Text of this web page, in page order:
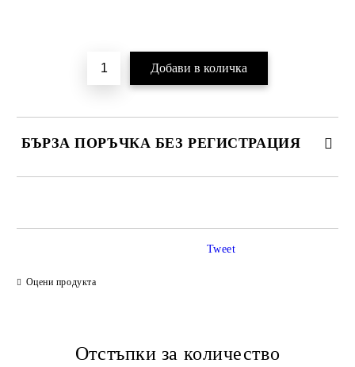
БЪРЗА ПОРЪЧКА БЕЗ РЕГИСТРАЦИЯ
Оцени продукта
Tweet
Отстъпки за количество